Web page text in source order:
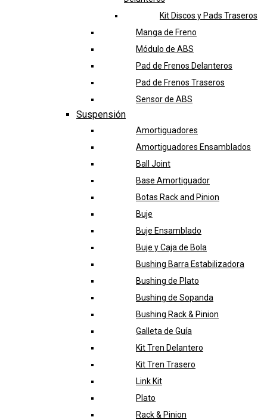
Kit Discos y Pads Traseros
Manga de Freno
Módulo de ABS
Pad de Frenos Delanteros
Pad de Frenos Traseros
Sensor de ABS
Suspensión
Amortiguadores
Amortiguadores Ensamblados
Ball Joint
Base Amortiguador
Botas Rack and Pinion
Buje
Buje Ensamblado
Buje y Caja de Bola
Bushing Barra Estabilizadora
Bushing de Plato
Bushing de Sopanda
Bushing Rack & Pinion
Galleta de Guía
Kit Tren Delantero
Kit Tren Trasero
Link Kit
Plato
Rack & Pinion